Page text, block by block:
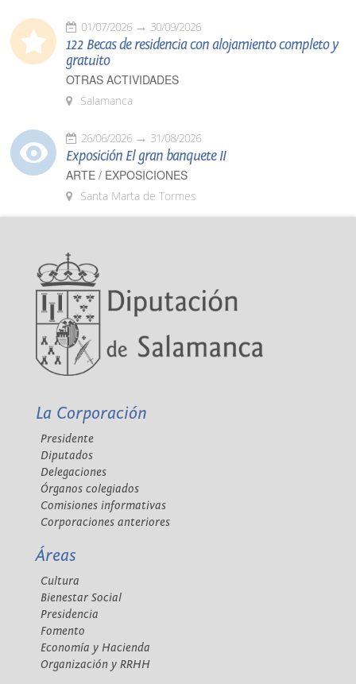
01/07/2026 30/09/2026
122 Becas de residencia con alojamiento completo y
gratuito
OTRAS ACTIVIDADES
Salamanca
26/06/2026 31/08/2026
Exposición El gran banquete II
ARTE / EXPOSICIONES
Santa Marta de Tormes
La Corporación
Presidente
Diputados
Delegaciones
Órganos colegiados
Comisiones informativas
Corporaciones anteriores
Áreas
Cultura
Bienestar Social
Presidencia
Fomento
Economía y Hacienda
Organización y RRHH